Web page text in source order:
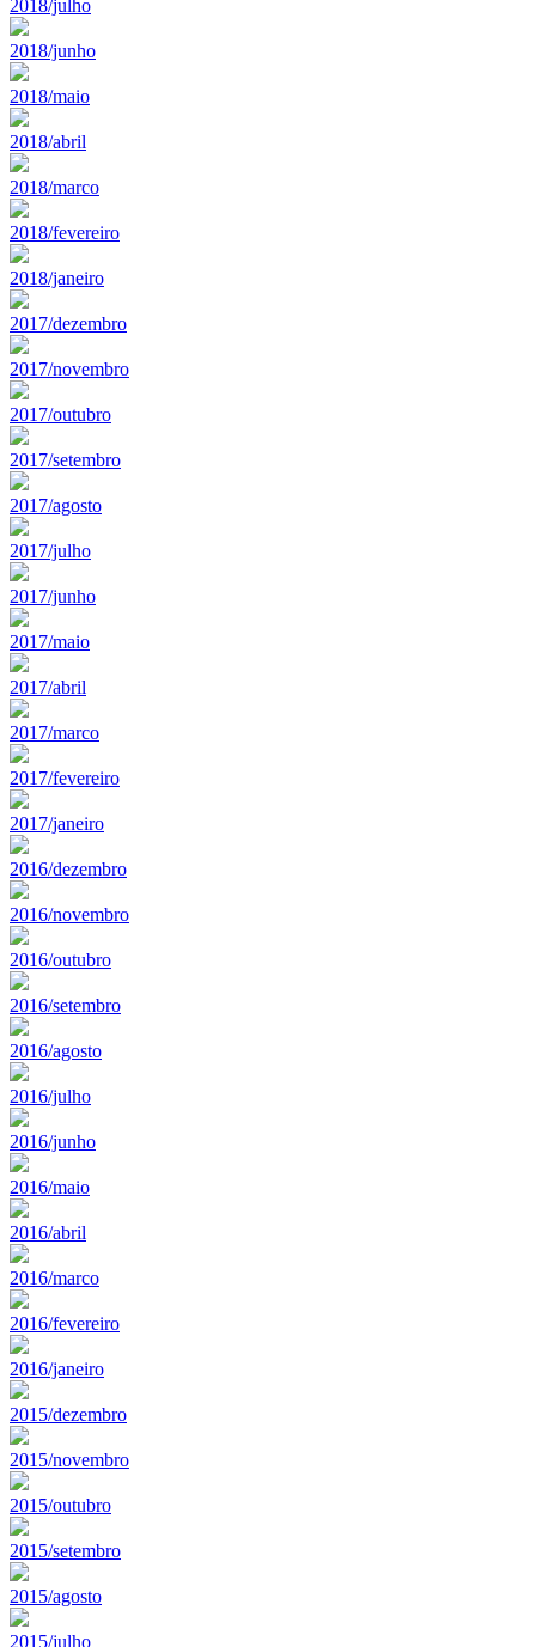
2018/julho
2018/junho
2018/maio
2018/abril
2018/marco
2018/fevereiro
2018/janeiro
2017/dezembro
2017/novembro
2017/outubro
2017/setembro
2017/agosto
2017/julho
2017/junho
2017/maio
2017/abril
2017/marco
2017/fevereiro
2017/janeiro
2016/dezembro
2016/novembro
2016/outubro
2016/setembro
2016/agosto
2016/julho
2016/junho
2016/maio
2016/abril
2016/marco
2016/fevereiro
2016/janeiro
2015/dezembro
2015/novembro
2015/outubro
2015/setembro
2015/agosto
2015/julho